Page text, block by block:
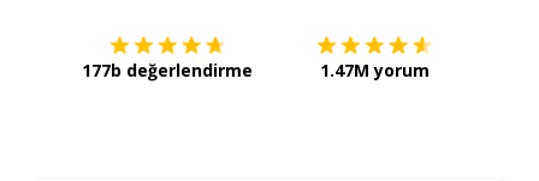
177b değerlendirme 1.47M yorum